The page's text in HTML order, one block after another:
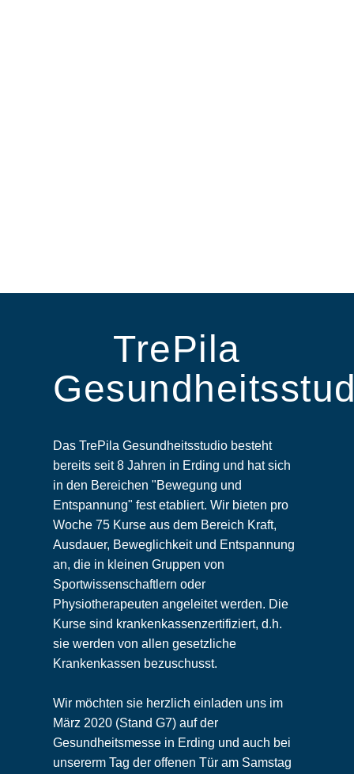
TrePila
Das TrePila Gesundheitsstudio besteht
bereits seit 8 Jahren in Erding und hat sich
in den Bereichen "Bewegung und
Entspannung" fest etabliert. Wir bieten pro
Woche 75 Kurse aus dem Bereich Kraft,
Ausdauer, Beweglichkeit und Entspannung
an, die in kleinen Gruppen von
Sportwissenschaftlern oder
Physiotherapeuten angeleitet werden. Die
Kurse sind krankenkassenzertifiziert, d.h.
sie werden von allen gesetzliche
Krankenkassen bezuschusst.
Wir möchten sie herzlich einladen uns im
März 2020 (Stand G7) auf der
Gesundheitsmesse in Erding und auch bei
unsererm Tag der offenen Tür am Samstag